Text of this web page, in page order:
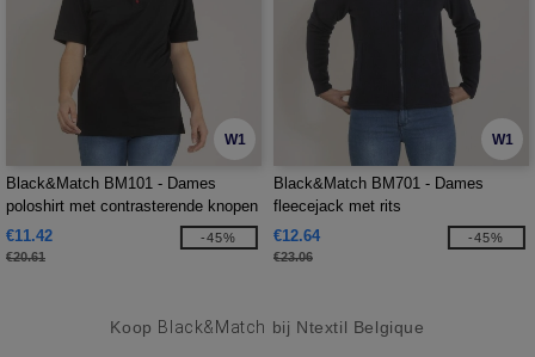
W1
Black&Match BM101 - Dames
poloshirt met contrasterende knopen
€11.42
€20.61
-45%
W1
Black&Match BM701 - Dames
fleecejack met rits
€12.64
€23.06
-45%
Koop Black&Match bij Ntextil Belgique